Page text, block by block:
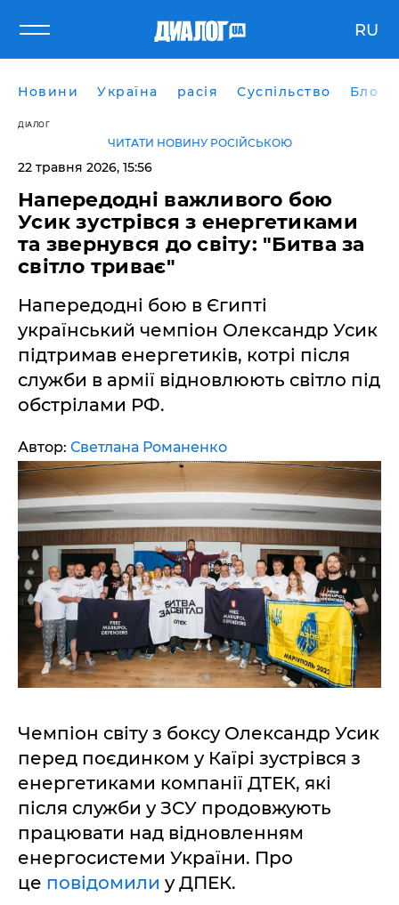
RU
Новини Україна расія Суспільство Блоги
ДІАЛОГ
ЧИТАТИ НОВИНУ РОСІЙСЬКОЮ
22 травня 2026, 15:56
Напередодні важливого бою
Усик зустрівся з енергетиками
та звернувся до світу: "Битва за
світло триває"
Напередодні бою в Єгипті
український чемпіон Олександр Усик
підтримав енергетиків, котрі після
служби в армії відновлюють світло під
обстрілами РФ.
Автор: Светлана Романенко
Чемпіон світу з боксу Олександр Усик
перед поєдинком у Каїрі зустрівся з
енергетиками компанії ДТЕК, які
після служби у ЗСУ продовжують
працювати над відновленням
енергосистеми України. Про
це повідомили у ДПЕК.